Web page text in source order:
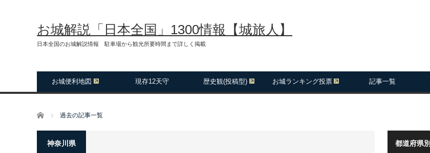
お城解説「日本全国」1300情報【城旅人】
日本全国のお城解説情報 駐車場から観光所要時間まで詳しく掲載
お城便利地図 現存12天守 歴史観(投稿型) お城ランキング投票 記事一覧
ホーム 過去の記事一覧
神奈川県 都道府県別